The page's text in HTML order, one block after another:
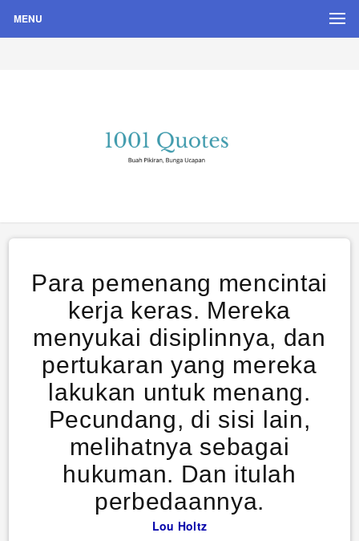
MENU
Quote Hari Puisi
Para pemenang mencintai
kerja keras. Mereka
menyukai disiplinnya, dan
pertukaran yang mereka
lakukan untuk menang.
Pecundang, di sisi lain,
melihatnya sebagai
hukuman. Dan itulah
perbedaannya.
Lou Holtz